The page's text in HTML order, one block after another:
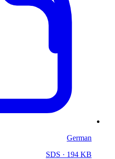
German
SDS · 194 KB